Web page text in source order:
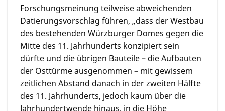
Forschungsmeinung teilweise abweichenden
Datierungsvorschlag führen, „dass der Westbau
des bestehenden Würzburger Domes gegen die
Mitte des 11. Jahrhunderts konzipiert sein
dürfte und die übrigen Bauteile – die Aufbauten
der Osttürme ausgenommen – mit gewissem
zeitlichen Abstand danach in der zweiten Hälfte
des 11. Jahrhunderts, jedoch kaum über die
Jahrhundertwende hinaus, in die Höhe